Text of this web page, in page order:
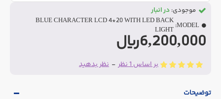
بر اساس 1 نظر - نظر بدهید
6,200,000ریال
موجودی: در انبار
MODEL:
BLUE CHARACTER LCD 4*20 WITH LED BACK
LIGHT
توضیحات